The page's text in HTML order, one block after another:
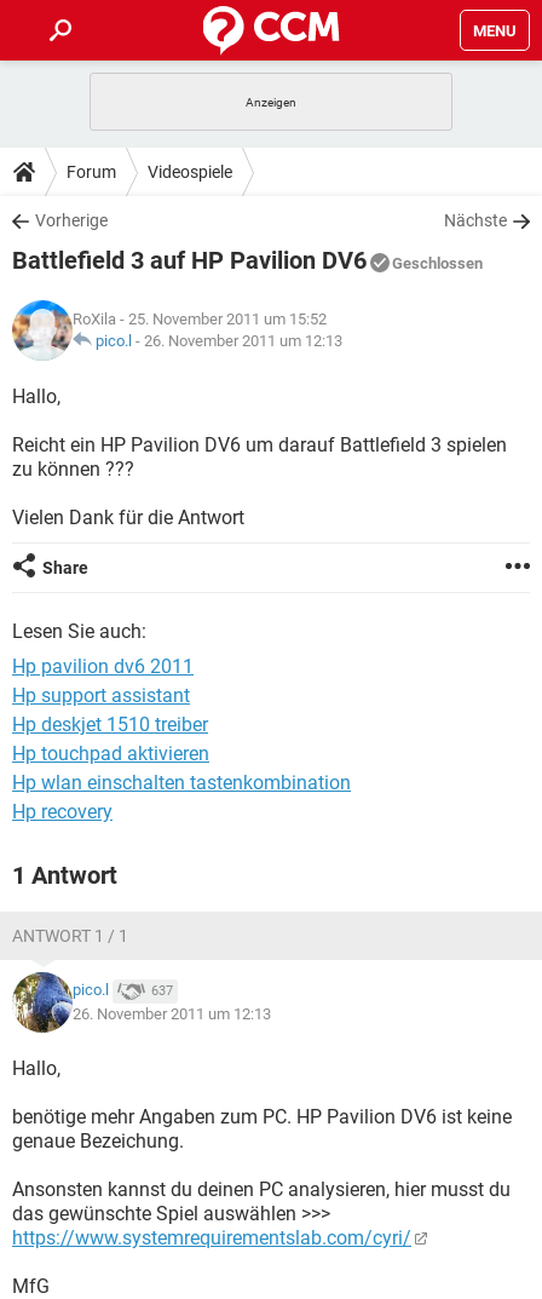
MENU
ANDROID
WINDOWS 10
WHATSAPP TIKTOK
FACEBOOK
TIPPS & TRICKS
SPIELE
WHATSAPP TIKTOK
FACEBOOK
DOWNLOADS
SPIELE STREAMING
ANDROID
WINDOWS 10 INSTAGRAM
WHATSAPP
SPIELE STREAMING
ANDROID
WINDOWS 10
WHATSAPP TIKTOK
LEXIKON
SPIELE
WINDOWS 10
WHATSAPP
FACEBOOK
Forum Videospiele
Vorherige Nächste
Battlefield 3 auf HP Pavilion DV6 Geschlossen
RoXila - 25. November 2011 um 15:52
pico.l - 26. November 2011 um 12:13
Hallo,
Reicht ein HP Pavilion DV6 um darauf Battlefield 3 spielen
zu können ???
Vielen Dank für die Antwort
Share
Lesen Sie auch:
Hp pavilion dv6 2011
Hp support assistant
Hp deskjet 1510 treiber
Hp touchpad aktivieren
Hp wlan einschalten tastenkombination
Hp recovery
1 Antwort
ANTWORT 1 / 1
pico.l 637
26. November 2011 um 12:13
Hallo,
benötige mehr Angaben zum PC. HP Pavilion DV6 ist keine
genaue Bezeichung.
Ansonsten kannst du deinen PC analysieren, hier musst du
das gewünschte Spiel auswählen >>>
https://www.systemrequirementslab.com/cyri/
MfG